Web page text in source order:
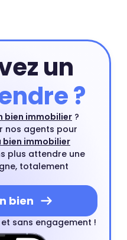
un
?
bien immobilier ?
nos agents pour
immobilier
plus attendre une
totalement
bien
sans engagement !